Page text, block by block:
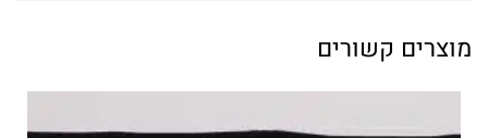
מוצרים קשורים